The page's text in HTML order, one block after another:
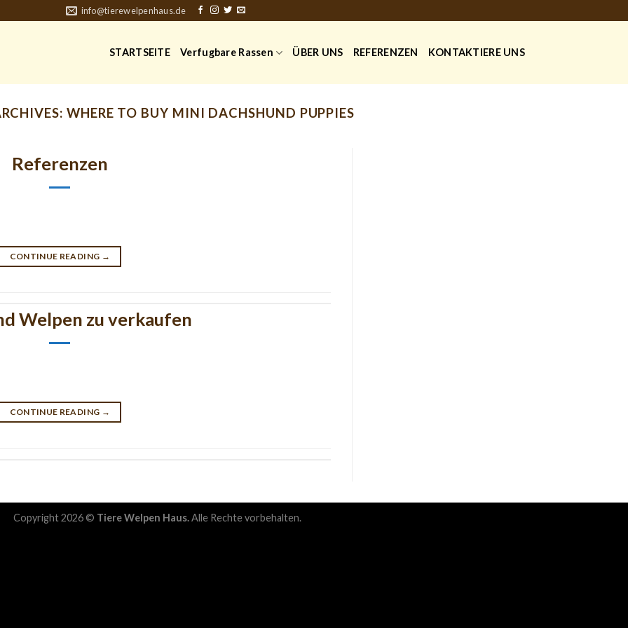
info@tierewelpenhaus.de
STARTSEITE Verfugbare Rassen ÜBER UNS REFERENZEN KONTAKTIERE UNS
WHERE TO BUY MINI DACHSHUND PUPPIES
Referenzen
CONTINUE READING →
Welpen zu verkaufen
CONTINUE READING →
Copyright 2026 © Tiere Welpen Haus.Alle Rechte vorbehalten.